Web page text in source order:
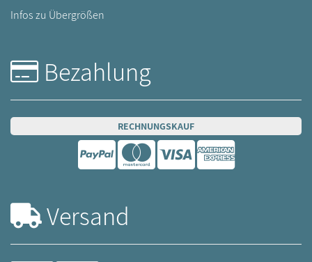
Infos zu Übergrößen
Bezahlung
RECHNUNGSKAUF
Versand